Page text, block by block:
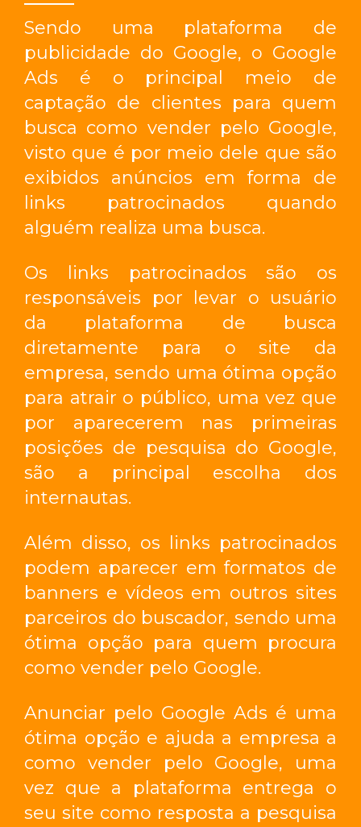
Sendo uma plataforma de
publicidade do Google, o Google
Ads é o principal meio de
captação de clientes para quem
busca como vender pelo Google,
visto que é por meio dele que são
exibidos anúncios em forma de
links patrocinados quando
alguém realiza uma busca.
Os links patrocinados são os
responsáveis por levar o usuário
da plataforma de busca
diretamente para o site da
empresa, sendo uma ótima opção
para atrair o público, uma vez que
por aparecerem nas primeiras
posições de pesquisa do Google,
são a principal escolha dos
internautas.
Além disso, os links patrocinados
podem aparecer em formatos de
banners e vídeos em outros sites
parceiros do buscador, sendo uma
ótima opção para quem procura
como vender pelo Google.
Anunciar pelo Google Ads é uma
ótima opção e ajuda a empresa a
como vender pelo Google, uma
vez que a plataforma entrega o
seu site como resposta a pesquisa